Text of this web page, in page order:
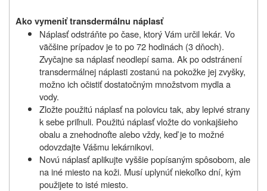
Ako vymeniť transdermálnu náplasť
Náplasť odstráňte po čase, ktorý Vám určil lekár. Vo
väčšine prípadov je to po 72 hodinách (3 dňoch).
Zvyčajne sa náplasť neodlepí sama. Ak po odstránení
transdermálnej náplasti zostanú na pokožke jej zvyšky,
možno ich očistiť dostatočným množstvom mydla a
vody.
Zložte použitú náplasť na polovicu tak, aby lepivé strany
k sebe priľnuli. Použitú náplasť vložte do vonkajšieho
obalu a znehodnoťte alebo vždy, keď je to možné
odovzdajte Vášmu lekárnikovi.
Novú náplasť aplikujte vyššie popísaným spôsobom, ale
na iné miesto na koži. Musí uplynúť niekoľko dní, kým
použijete to isté miesto.